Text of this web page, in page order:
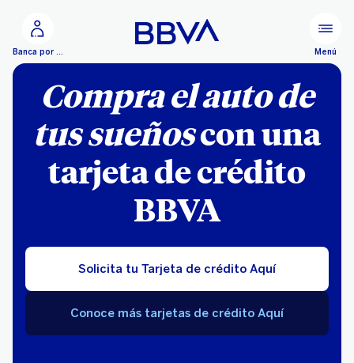
Banca por Internet Menú
Compra el auto de
tus sueñoscon una
tarjeta de crédito
BBVA
Solicita tu Tarjeta de crédito Aquí
Conoce más tarjetas de crédito Aquí